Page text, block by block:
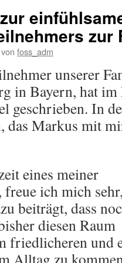
zur
von foss_adm
unserer
in Bayern, hat
geschrieben. In
das Markus mit
eines meiner
ich mich
beiträgt, dass
diesen Raum
friedlicheren und
Alltag zu